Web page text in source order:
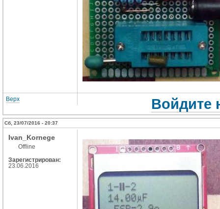
Верх Войдите
Сб, 23/07/2016 - 20:37
Ivan_Kornege
Offline
Зарегистрирован:
23.06.2016